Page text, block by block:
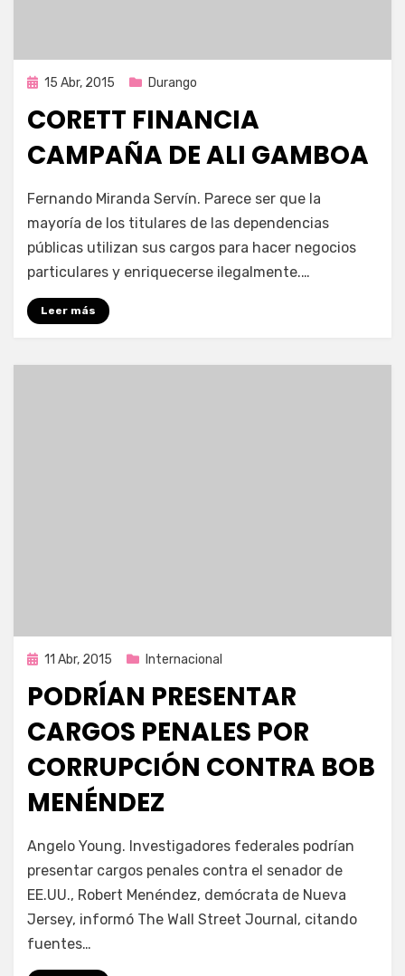
Publicada
15 Abr, 2015 Durango
CORETT FINANCIA
CAMPAÑA DE ALI GAMBOA
Enrique
Fernando Miranda Servín. Parece ser que la
mayoría de los titulares de las dependencias
públicas utilizan sus cargos para hacer negocios
particulares y enriquecerse ilegalmente.…
Leer más
Publicada
11 Abr, 2015 Internacional
PODRÍAN PRESENTAR
CARGOS PENALES POR
CORRUPCIÓN CONTRA BOB
MENÉNDEZ
por Enrique
Angelo Young. Investigadores federales podrían
presentar cargos penales contra el senador de
EE.UU., Robert Menéndez, demócrata de Nueva
Jersey, informó The Wall Street Journal, citando
fuentes…